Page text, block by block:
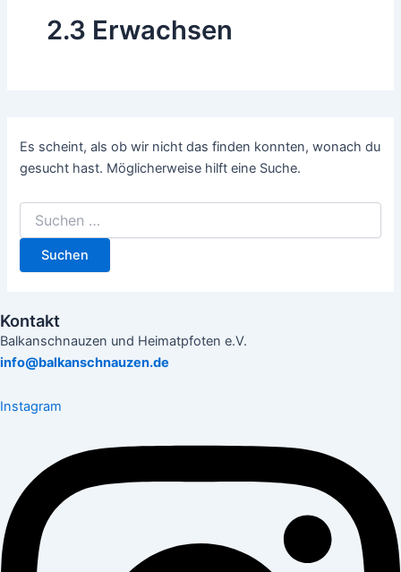
2.3 Erwachsen
Es scheint, als ob wir nicht das finden konnten, wonach du
gesucht hast. Möglicherweise hilft eine Suche.
Kontakt
Balkanschnauzen und Heimatpfoten e.V.
info@balkanschnauzen.de
Instagram